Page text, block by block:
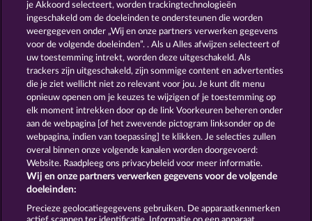
STICKY DIAMONDS 3 GOLDEN CHERRIES
Algemene voorwaarden Privacyverklaring
Colofon Bedrijf FAQ Woordenlijst
Partnerprogramma Facebook
Terugbetalingsverzoek indienen
je Akkoord selecteert, worden trackingtechnologieën
ingeschakeld om de doeleinden te ondersteunen die worden
weergegeven onder „Wij en onze partners verwerken gegevens
voor de volgende doeleinden”. . Als u Alles afwijzen selecteert of
uw toestemming intrekt, worden deze uitgeschakeld. Als
trackers zijn uitgeschakeld, zijn sommige content en advertenties
die je ziet wellicht niet zo relevant voor jou. Je kunt dit menu
opnieuw openen om je keuzes te wijzigen of je toestemming op
elk moment intrekken door op de link Voorkeuren beheren onder
aan de webpagina [of het zwevende pictogram linksonder op de
webpagina, indien van toepassing] te klikken. Je selecties zullen
overal binnen onze volgende kanalen worden doorgevoerd:
Website. Raadpleeg ons privacybeleid voor meer informatie.
Wij en onze partners verwerken gegevens voor de volgende
doeleinden:
Precieze geolocatiegegevens gebruiken. De apparaatkenmerken